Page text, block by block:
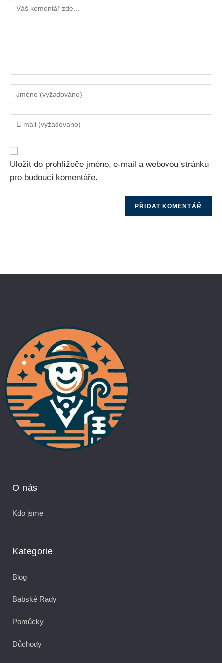
Uložit do prohlížeče jméno, e-mail a webovou stránku
pro budoucí komentáře.
O nás
Kdo jsme
Kategorie
Blog
Babské Rady
Pomůcky
Důchody